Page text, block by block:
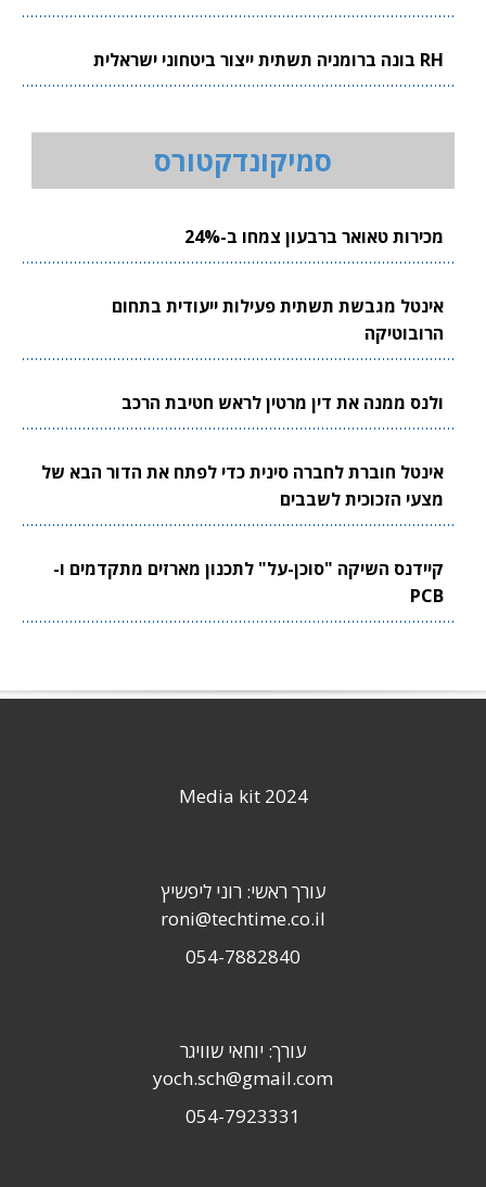
RH בונה ברומניה תשתית ייצור ביטחוני ישראלית
סמיקונדקטורס
מכירות טאואר ברבעון צמחו ב-24%
אינטל מגבשת תשתית פעילות ייעודית בתחום
הרובוטיקה
ולנס ממנה את דין מרטין לראש חטיבת הרכב
אינטל חוברת לחברה סינית כדי לפתח את הדור הבא של
מצעי הזכוכית לשבבים
קיידנס השיקה "סוכן-על" לתכנון מארזים מתקדמים ו-
PCB
Media kit 2024
עורך ראשי: רוני ליפשיץ
roni@techtime.co.il
054-7882840
עורך: יוחאי שוויגר
yoch.sch@gmail.com
054-7923331